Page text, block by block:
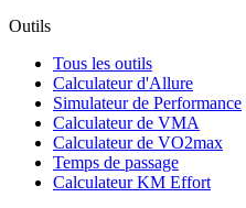
Outils
Tous les outils
Calculateur d'Allure
Simulateur de Performance
Calculateur de VMA
Calculateur de VO2max
Temps de passage
Calculateur KM Effort